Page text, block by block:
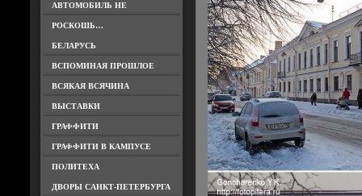
АВТОМОБИЛЬ НЕ
РОСКОШЬ…
БЕЛАРУСЬ
ВСПОМИНАЯ ПРОШЛОЕ
ВСЯКАЯ ВСЯЧИНА
ВЫСТАВКИ
ГРАФФИТИ
ГРАФФИТИ В КАМПУСЕ
ПОЛИТЕХА
ДВОРЫ САНКТ-ПЕТЕРБУРГА